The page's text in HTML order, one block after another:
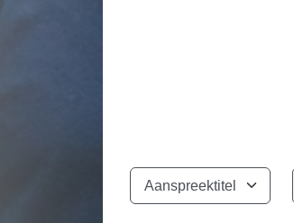
Aanspreektitel